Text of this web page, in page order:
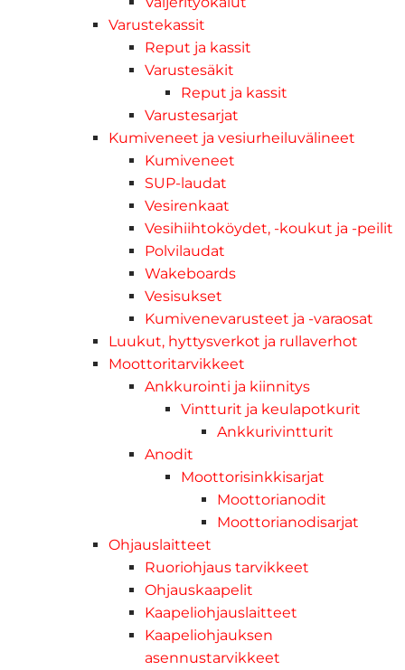
Varustekassit
Reput ja kassit
Varustesäkit
Reput ja kassit
Varustesarjat
Kumiveneet ja vesiurheiluvälineet
Kumiveneet
SUP-laudat
Vesirenkaat
Vesihiihtoköydet, -koukut ja -peilit
Polvilaudat
Wakeboards
Vesisukset
Kumivenevarusteet ja -varaosat
Luukut, hyttysverkot ja rullaverhot
Moottoritarvikkeet
Ankkurointi ja kiinnitys
Vintturit ja keulapotkurit
Ankkurivintturit
Anodit
Moottorisinkkisarjat
Moottorianodit
Moottorianodisarjat
Ohjauslaitteet
Ruoriohjaus tarvikkeet
Ohjauskaapelit
Kaapeliohjauslaitteet
Kaapeliohjauksen
asennustarvikkeet